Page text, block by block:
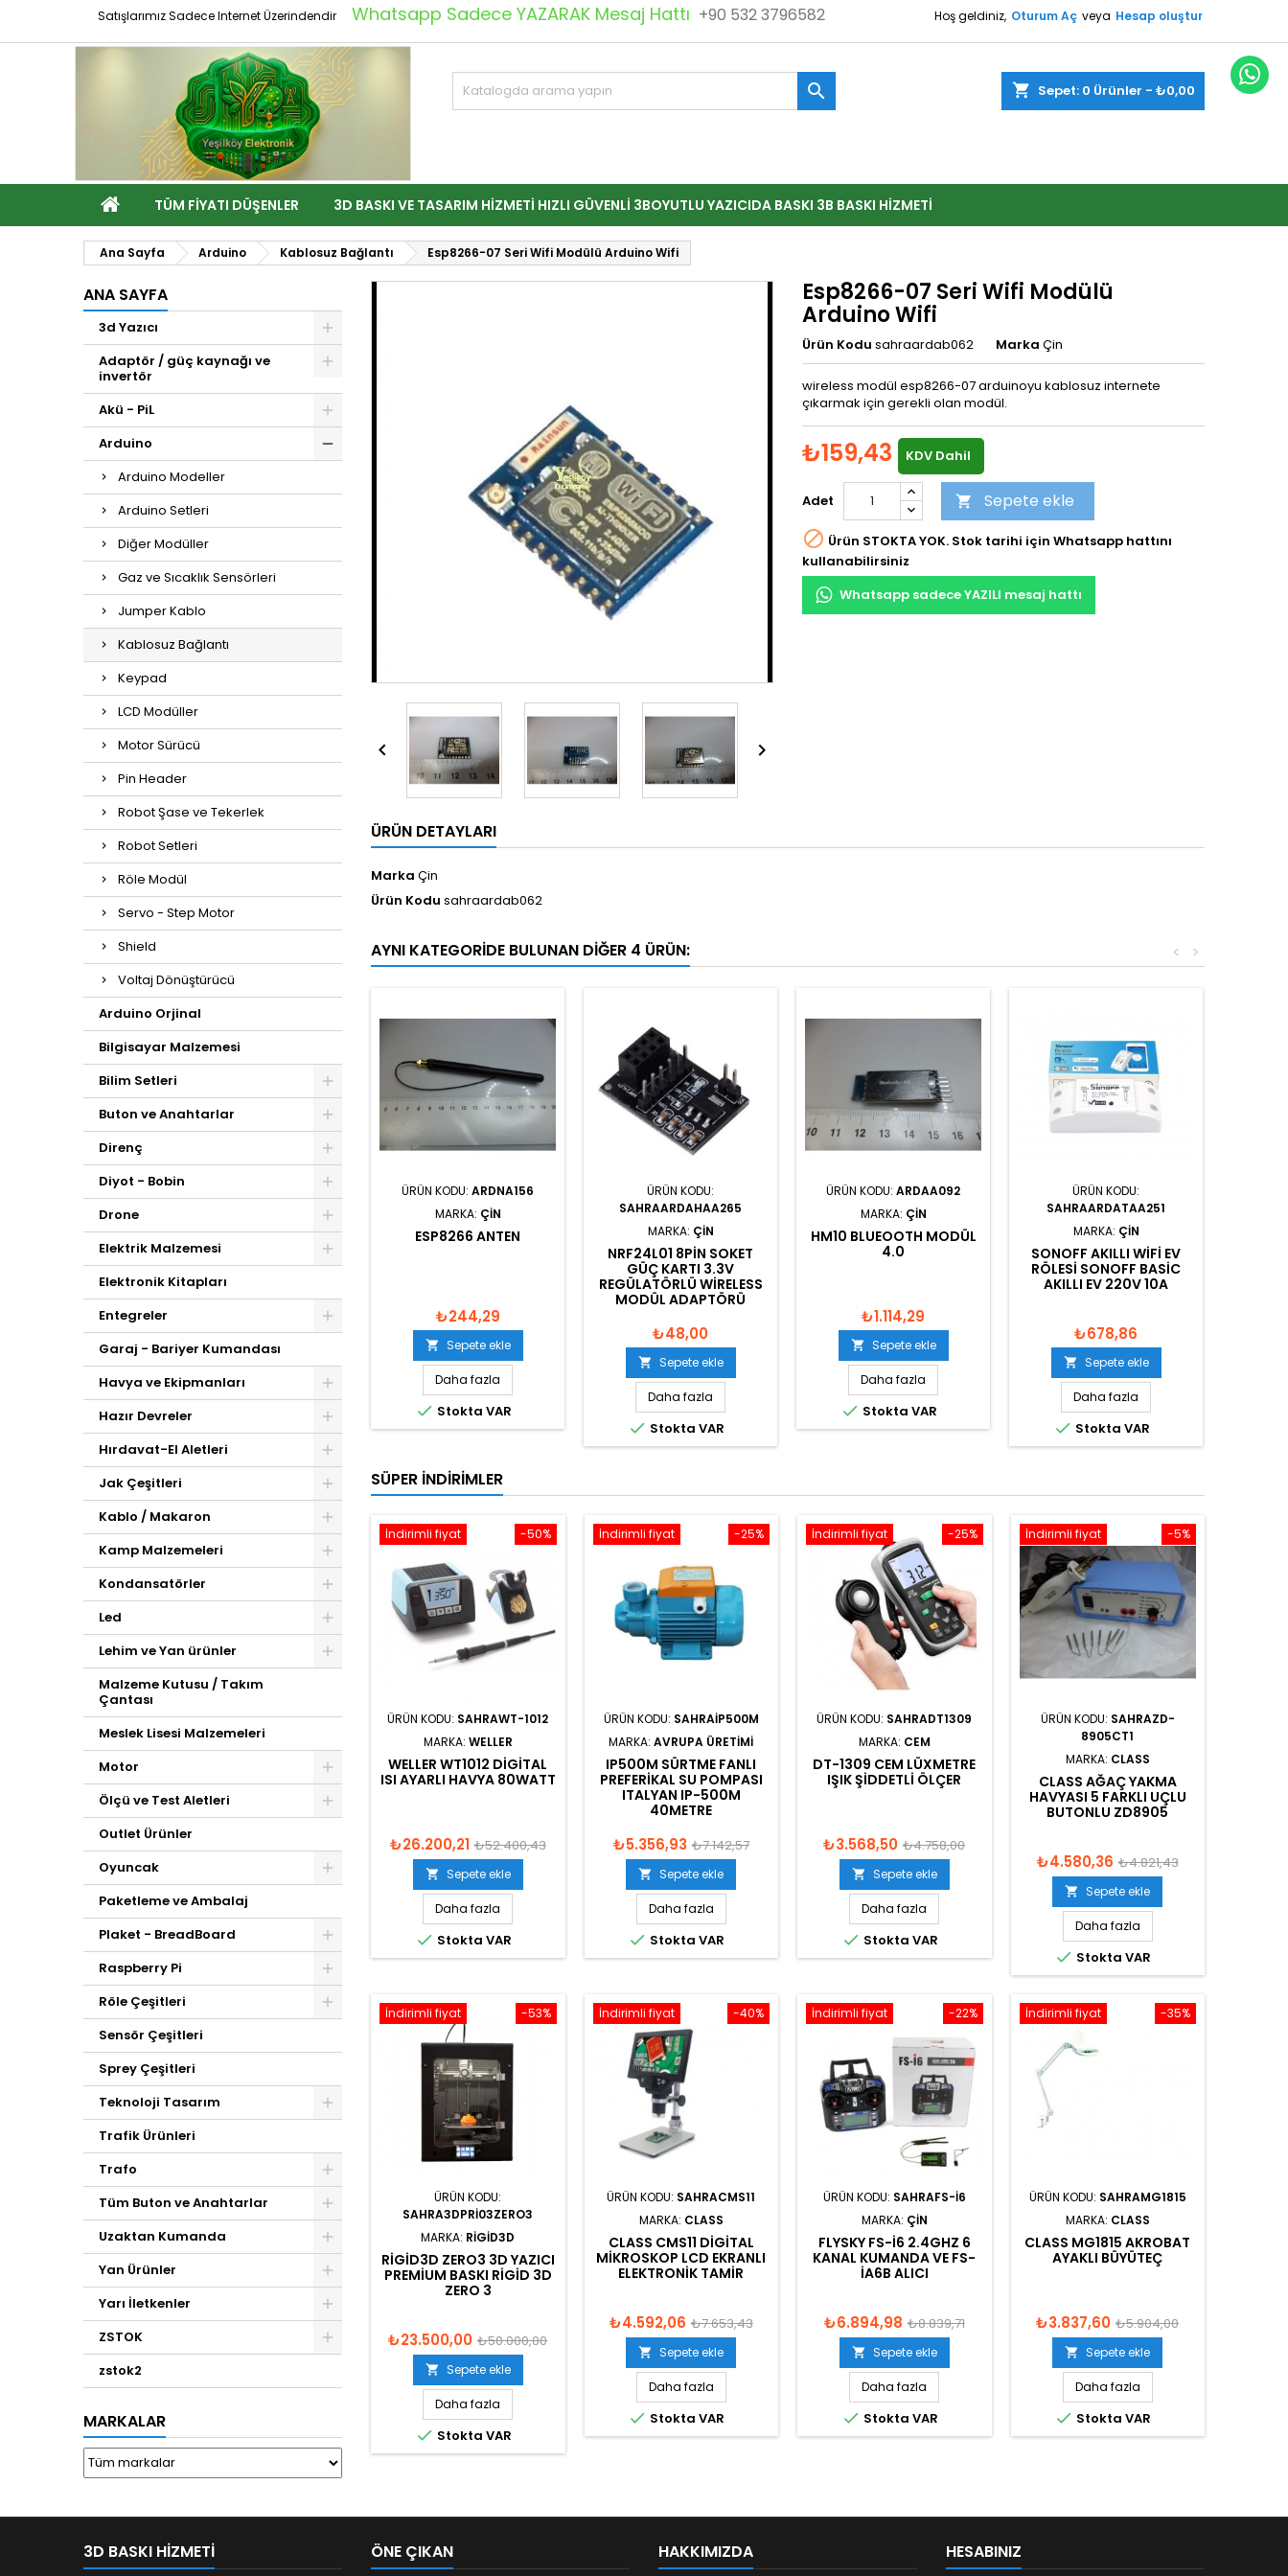
Satışlarımız Sadece Internet Üzerindendir Whatsapp Sadece YAZARAK Mesaj Hattı +90 532 3796582 Hoş geldiniz, Oturum Aç veya Hesap oluştur
shopping_cart Sepet: 0 Ürünler - ₺0,00

TÜM FIYATI DÜŞENLER 3D BASKI VE TASARIM HIZMETI HIZLI GÜVENLI 3BOYUTLU YAZICIDA BASKI 3B BASKI HIZMETI
Ana Sayfa Arduino Kablosuz Bağlantı Esp8266-07 Seri Wifi Modülü Arduino Wifi
ANA SAYFA
3d Yazıcı
Adaptör / güç kaynağı ve
invertör
Akü - PiL
Arduino
Arduino Modeller
Arduino Setleri
Diğer Modüller
Gaz ve Sıcaklık Sensörleri
Jumper Kablo
Kablosuz Bağlantı
Keypad
LCD Modüller
Motor Sürücü
Pin Header
Robot Şase ve Tekerlek
Robot Setleri
Röle Modül
Servo - Step Motor
Shield
Voltaj Dönüştürücü
Arduino Orjinal
Bilgisayar Malzemesi
Bilim Setleri
Buton ve Anahtarlar
Direnç
Diyot - Bobin
Drone
Elektrik Malzemesi
Elektronik Kitapları
Entegreler
Garaj - Bariyer Kumandası
Havya ve Ekipmanları
Hazır Devreler
Hırdavat-El Aletleri
Jak Çeşitleri
Kablo / Makaron
Kamp Malzemeleri
Kondansatörler
Led
Lehim ve Yan ürünler
Malzeme Kutusu / Takım
Çantası
Meslek Lisesi Malzemeleri
Motor
Ölçü ve Test Aletleri
Outlet Ürünler
Oyuncak
Paketleme ve Ambalaj
Plaket - BreadBoard
Raspberry Pi
Röle Çeşitleri
Sensör Çeşitleri
Sprey Çeşitleri
Teknoloji Tasarım
Trafik Ürünleri
Trafo
Tüm Buton ve Anahtarlar
Uzaktan Kumanda
Yan Ürünler
Yarı İletkenler
ZSTOK
zstok2
MARKALAR
 
Esp8266-07 Seri Wifi Modülü
Arduino Wifi
Ürün Kodu sahraardab062 Marka Çin
wireless modül esp8266-07 arduinoyu kablosuz internete
çıkarmak için gerekli olan modül.
₺159,43 KDV Dahil
Adet  Sepete ekle
 Ürün STOKTA YOK. Stok tarihi için Whatsapp hattını
kullanabilirsiniz
Whatsapp sadece YAZILI mesaj hattı
ÜRÜN DETAYLARI
Marka Çin
Ürün Kodu sahraardab062
AYNI KATEGORIDE BULUNAN DIĞER 4 ÜRÜN: >
<
ÜRÜN KODU: ARDNA156
MARKA: ÇIN
ESP8266 ANTEN
₺244,29
 Sepete ekle
Daha fazla
 Stokta VAR
ÜRÜN KODU:
SAHRAARDAHAA265
MARKA: ÇIN
NRF24L01 8PIN SOKET
GÜÇ KARTI 3.3V
REGÜLATÖRLÜ WIRELESS
MODÜL ADAPTÖRÜ
₺48,00
 Sepete ekle
Daha fazla
 Stokta VAR
ÜRÜN KODU: ARDAA092
MARKA: ÇIN
HM10 BLUEOOTH MODÜL
4.0
₺1.114,29
 Sepete ekle
Daha fazla
 Stokta VAR
ÜRÜN KODU:
SAHRAARDATAA251
MARKA: ÇIN
SONOFF AKILLI WIFI EV
RÖLESI SONOFF BASIC
AKILLI EV 220V 10A
₺678,86
 Sepete ekle
Daha fazla
 Stokta VAR
SÜPER İNDIRIMLER
-50%
İndirimli fiyat
ÜRÜN KODU: SAHRAWT-1012
MARKA: WELLER
WELLER WT1012 DIGITAL
ISI AYARLI HAVYA 80WATT
₺26.200,21 ₺52.400,43
 Sepete ekle
Daha fazla
 Stokta VAR
-25%
İndirimli fiyat
ÜRÜN KODU: SAHRAIP500M
MARKA:AVRUPA ÜRETIMI
IP500M SÜRTME FANLI
PREFERIKAL SU POMPASI
ITALYAN IP-500M
40METRE
₺5.356,93 ₺7.142,57
 Sepete ekle
Daha fazla
 Stokta VAR
-25%
İndirimli fiyat
ÜRÜN KODU: SAHRADT1309
MARKA: CEM
DT-1309 CEM LÜXMETRE
IŞIK ŞIDDETLI ÖLÇER
₺3.568,50 ₺4.758,00
 Sepete ekle
Daha fazla
 Stokta VAR
-5%
İndirimli fiyat
ÜRÜN KODU: SAHRAZD-
8905CT1
MARKA: CLASS
CLASS AĞAÇ YAKMA
HAVYASI 5 FARKLI UÇLU
BUTONLU ZD8905
₺4.580,36 ₺4.821,43
 Sepete ekle
Daha fazla
 Stokta VAR
-53%
İndirimli fiyat
ÜRÜN KODU:
SAHRA3DPRI03ZERO3
MARKA: RIGID3D
RIGID3D ZERO3 3D YAZICI
PREMIUM BASKI RIGID 3D
ZERO 3
₺23.500,00 ₺50.000,00
 Sepete ekle
Daha fazla
 Stokta VAR
-40%
İndirimli fiyat
ÜRÜN KODU: SAHRACMS11
MARKA: CLASS
CLASS CMS11 DIGITAL
MIKROSKOP LCD EKRANLI
ELEKTRONIK TAMIR
₺4.592,06 ₺7.653,43
 Sepete ekle
Daha fazla
 Stokta VAR
-22%
İndirimli fiyat
ÜRÜN KODU: SAHRAFS-I6
MARKA: ÇIN
FLYSKY FS-I6 2.4GHZ 6
KANAL KUMANDA VE FS-
IA6B ALICI
₺6.894,98 ₺8.839,71
 Sepete ekle
Daha fazla
 Stokta VAR
-35%
İndirimli fiyat
ÜRÜN KODU: SAHRAMG1815
MARKA: CLASS
CLASS MG1815 AKROBAT
AYAKLI BÜYÜTEÇ
₺3.837,60 ₺5.904,00
 Sepete ekle
Daha fazla
 Stokta VAR
3D BASKI HIZMETI ÖNE ÇIKAN HAKKIMIZDA HESABINIZ